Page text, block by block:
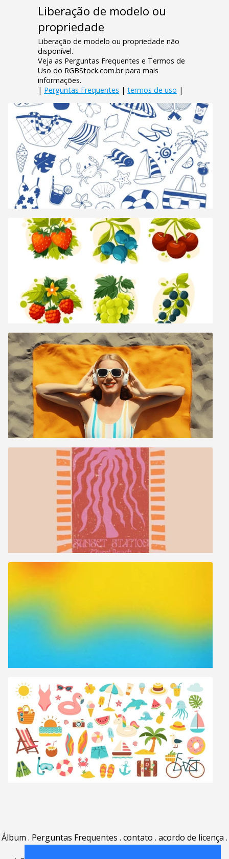
Liberação de modelo ou
propriedade
Liberação de modelo ou propriedade não
disponível.
Veja as Perguntas Frequentes e Termos de
Uso do RGBStock.com.br para mais
informações.
| Perguntas Frequentes | termos de uso |
Álbum . Perguntas Frequentes . contato . acordo de licença .